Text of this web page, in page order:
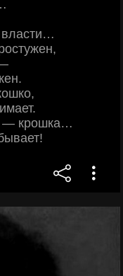
власти…
— крошка…